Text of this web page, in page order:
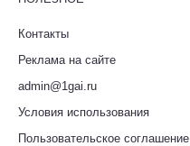
Контакты
Реклама на сайте
admin@1gai.ru
Условия использования
Пользовательское соглашение